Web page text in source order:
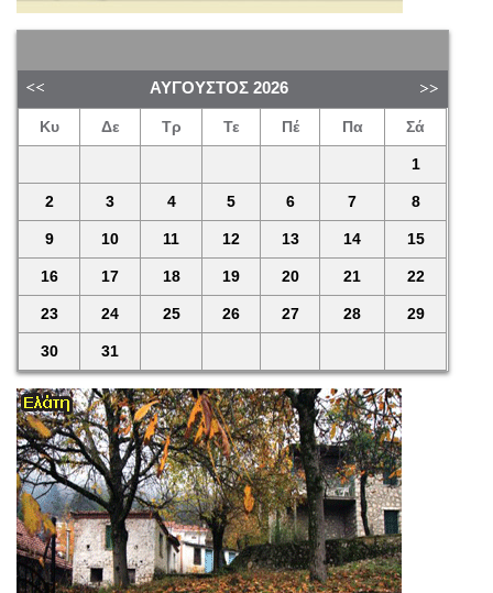
ΑΎΓΟΥΣΤΟΣ 2026
Κυ Δε Τρ Τε Πέ Πα Σά
1
2 3 4 5 6 7 8
9 10 11 12 13 14 15
16 17 18 19 20 21 22
23 24 25 26 27 28 29
30 31